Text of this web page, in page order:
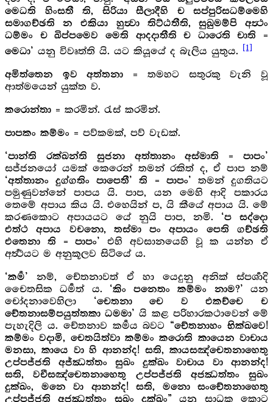
මෙධති හිංසතී ති, සිරියා සීලාදීහි ච සප්පුරිසධම්මෙහි
සමාගච්ඡති න එකියා හුත්‍වා තිට්ඨතීති, සුඛුමම්පි අත්‍ථං
ධම්මං ච ඛිප්පමෙව මෙති ආදදාතීති ච ධාරෙති චාති =
මෙධා’ යනු විවෘත්ති යි. යට කියූයේ ද බැලිය යුතුය. [1]
අමිත්තෙන ඉව අත්තනා = තමහට සතුරකු වැනි වූ
ආත්මයෙන් යුක්ත ව.
කරොන්තා = කරමින්. රැස් කරමින්.
පාපකං කම්මං = පව්කමක්, පව් වැඩක්.
‘පාන්ති රක්ඛන්ති සුජනා අත්තානං අස්මාති = පාපං’
සජ්ජනයෝ යමක් කෙරෙන් තමන් රකිත් ද, ඒ පාප නම්
‘අත්තානං දුග්ගතිං පාපෙතී’ ති = පාපං’ තමන් දුගතියට
පමුණුවන්නේ පාපය යි. පාප, යන මෙහි ආදි පකාරය
තෙමේ අපාය කිය යි. එහෙයින් ප, යි කීයේ අපාය යි. මේ
කරණකොට අපායයට යේ නුයි පාප, නමි. ‘ප සද්දො
එත්ථ අපාය වචනො, තස්මා පං අපායං පෙති ගච්ඡති
එතෙනා ති = පාපං’
එහි අවසානයෙහි වූ ක යන්න ඒ
අර්‍ත්‍ථයට ම අනුකූලව සිටියේ ය.
‘කර්‍ම’ නම්, චේතනාවත් ඒ හා යෙදුනු අනික් ස්පර්‍ශාදි
චෛතසික ධර්‍මත් ය. ‘කිං පනෙතං කම්මං නාම?’ යන
චෝදනාවෙහිලා
‘චෙතනා චෙ ව එකච්චෙ ච
චේතනාසම්පයුත්තකා ධමමා’ යි කළ පරිහාරකථාවෙන් මේ
පැහැදිලි ය. චේතනාව කර්‍මය බවට “චේතනාහං භික්ඛවෙ!
කම්මං වදාමි, චෙතයිත්වා කම්මං කරොති කායෙන වාචාය
මනසා, කායෙ වා හි ආනන්ද! සති, කායසඤ්චෙතනාහෙතු
උප්පජ්ජති අජ්ඣත්තං සුඛං දුක්ඛං වාචාය වා ආනන්ද!
සති, වචීසඤ්චෙතනාහෙතු උප්පජ්ජති අජඣත්තං සුඛං
දුක්ඛං, මනෙ වා ආනන්ද! සති, මනො සංචේතනාහෙතු
උප්පජ්ජති අජඣත්තං සුඛං දුක්ඛං”යනු සාධක කොට